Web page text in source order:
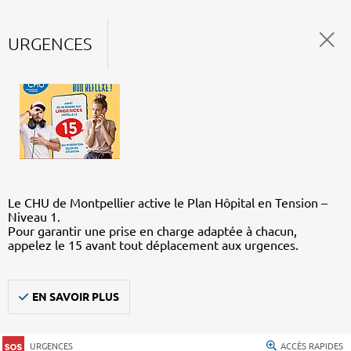
URGENCES
Le CHU de Montpellier active le Plan Hôpital en Tension –
Niveau 1.
Pour garantir une prise en charge adaptée à chacun,
appelez le 15 avant tout déplacement aux urgences.
EN SAVOIR PLUS
URGENCES ACCÈS RAPIDES